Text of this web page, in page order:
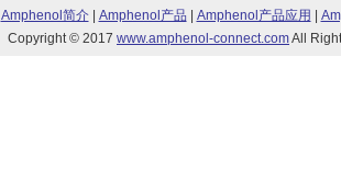
Amphenol简介| Amphenol产品 Amphenol产品应用
Copyright © 2017 www.amphenol-connect.comAll